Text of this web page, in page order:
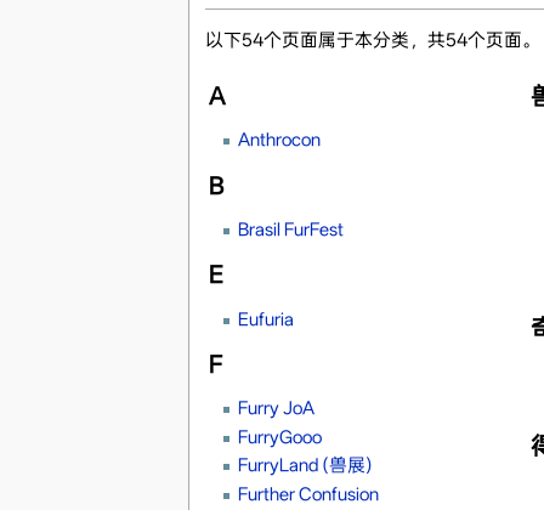
以下54个页面属于本分类，共54个页面。
A
Anthrocon
B
Brasil FurFest
E
Eufuria
F
Furry JoA
FurryGooo
FurryLand (兽展)
Further Confusion